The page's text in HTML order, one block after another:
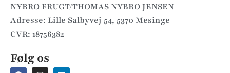
NYBRO FRUGT/THOMAS NYBRO JENSEN
Adresse: Lille Salbyvej 54, 5370 Mesinge
CVR: 18756382
Følg os